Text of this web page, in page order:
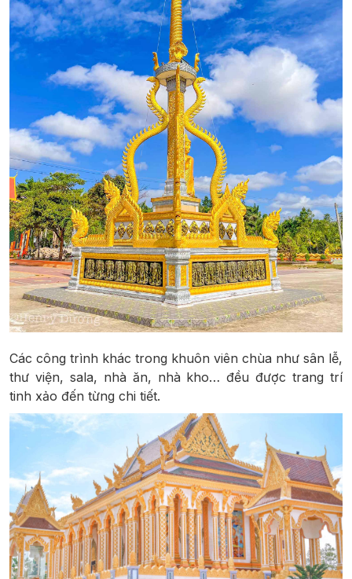
Các công trình khác trong khuôn viên chùa như sân lễ,
thư viện, sala, nhà ăn, nhà kho… đều được trang trí
tinh xảo đến từng chi tiết.